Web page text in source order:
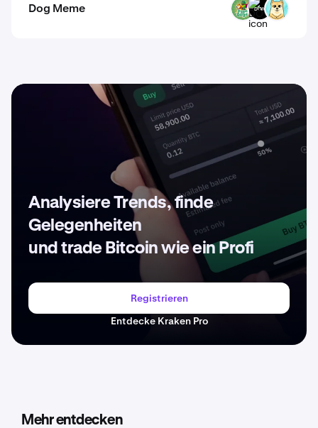
Dog Meme PODGE DOW SHIBU
Analysiere Trends, finde
Gelegenheiten
und trade Bitcoin wie ein Profi
Registrieren
Entdecke Kraken Pro
Mehr entdecken